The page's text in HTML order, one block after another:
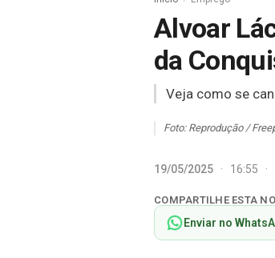
Alvoar
da
Veja como se
Foto: Reprodução /
19/05/2025 · 16:55 ·
COMPARTILHE ESTA
Enviar no